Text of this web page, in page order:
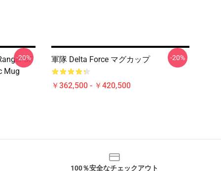
SF
Mug
-20% 軍隊 Delta Force マグカップ
￥362,500 - ￥420,500
-20%
100％安全なチェックアウト